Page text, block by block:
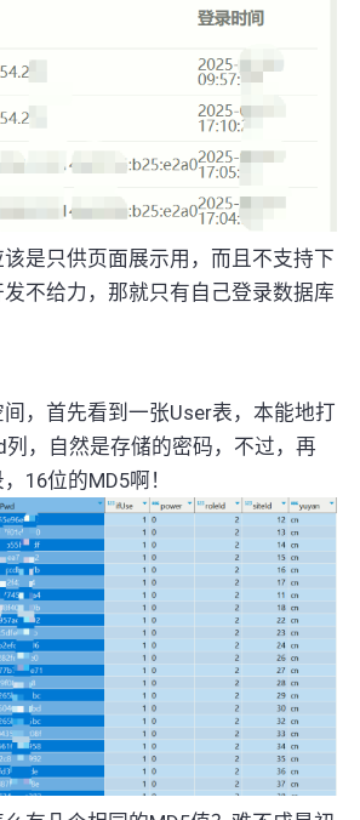
是只供页面展示用，而且不支持下
不给力，那就只有自己登录数据库
，首先看到一张User表，本能地打
，自然是存储的密码，不过，再
16位的MD5啊！